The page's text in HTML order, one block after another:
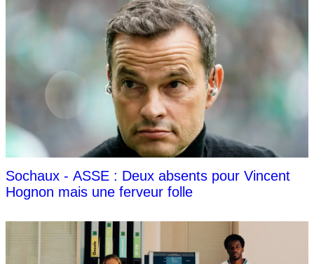
Sochaux - ASSE : Deux absents pour Vincent
Hognon mais une ferveur folle